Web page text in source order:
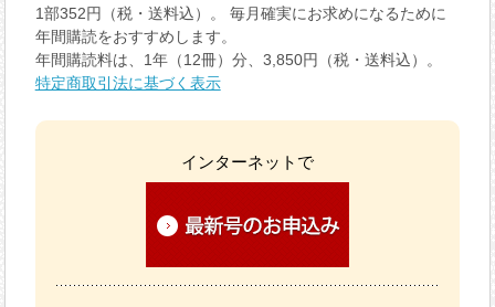
1部352円（税・送料込）。 毎月確実にお求めになるために
年間購読をおすすめします。
年間購読料は、1年（12冊）分、3,850円（税・送料込）。
特定商取引法に基づく表示
インターネットで